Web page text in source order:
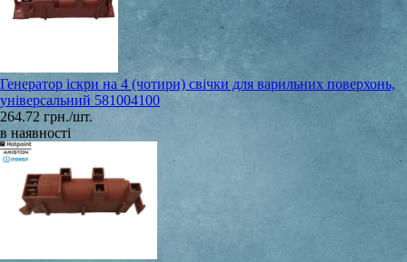
Генератор іскри на 4 (чотири) свічки для варильних поверхонь,
універсальний 581004100
264.72 грн./шт.
в наявності